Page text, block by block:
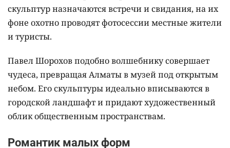
скульптур назначаются встречи и свидания, на их
фоне охотно проводят фотосессии местные жители
и туристы.
Павел Шорохов подобно волшебнику совершает
чудеса, превращая Алматы в музей под открытым
небом. Его скульптуры идеально вписываются в
городской ландшафт и придают художественный
облик общественным пространствам.
Романтик малых форм